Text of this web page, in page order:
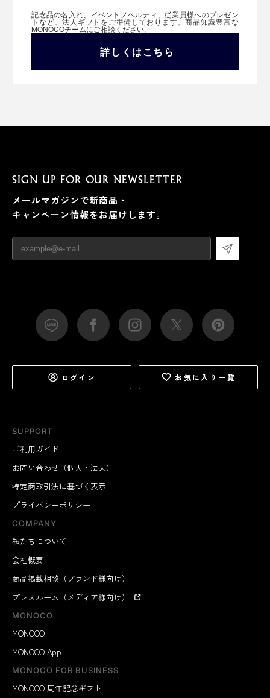
記念品の名入れ、イベントノベルティ、従業員様へのプレゼン
トなど、法人ギフトをご準備しております。商品知識豊富な
MONOCOチームにご相談ください。
詳しくはこちら
SUPPORT
ご利用ガイド
お問い合わせ（個人・法人）
特定商取引法に基づく表示
プライバシーポリシー
COMPANY
私たちについて
会社概要
商品掲載相談（ブランド様向け）
プレスルーム（メディア様向け）
MONOCO
MONOCO
MONOCO App
MONOCO FOR BUSINESS
MONOCO 周年記念ギフト
SIGN UP FOR OUR NEWSLETTER
メールマガジンで新商品・
キャンペーン情報をお届けします。
ログイン お気に入り一覧